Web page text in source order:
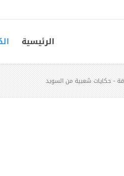
الرئيسية
- حكايات شعبية من السويد